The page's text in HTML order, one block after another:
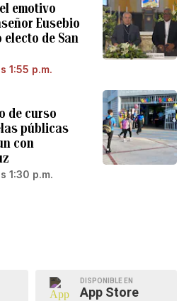
emotivo
Eusebio
electo de San
1:55 p.m.
de curso
públicas
con
1:30 p.m.
DISPONIBLE EN
App Store